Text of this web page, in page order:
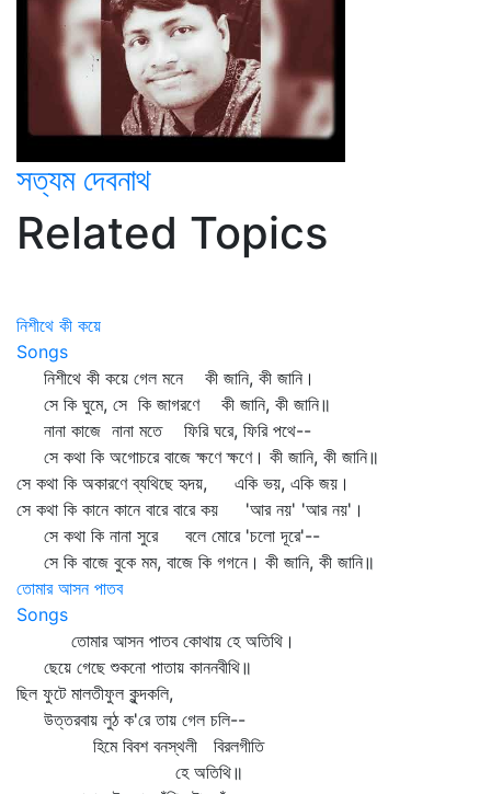
সত্যম দেবনাথ
Related Topics
নিশীথে কী কয়ে
Songs
নিশীথে কী কয়ে গেল মনে কী জানি, কী জানি।
সে কি ঘুমে, সে কি জাগরণে কী জানি, কী জানি॥
নানা কাজে নানা মতে ফিরি ঘরে, ফিরি পথে--
সে কথা কি অগোচরে বাজে ক্ষণে ক্ষণে। কী জানি, কী জানি॥
সে কথা কি অকারণে ব্যথিছে হৃদয়, একি ভয়, একি জয়।
সে কথা কি কানে কানে বারে বারে কয় 'আর নয়' 'আর নয়'।
সে কথা কি নানা সুরে বলে মোরে 'চলো দূরে'--
সে কি বাজে বুকে মম, বাজে কি গগনে। কী জানি, কী জানি॥
তোমার আসন পাতব
Songs
তোমার আসন পাতব কোথায় হে অতিথি।
ছেয়ে গেছে শুকনো পাতায় কাননবীথি॥
ছিল ফুটে মালতীফুল কুন্দকলি,
উত্তরবায় লুঠ ক'রে তায় গেল চলি--
হিমে বিবশ বনস্থলী বিরলগীতি
হে অতিথি॥